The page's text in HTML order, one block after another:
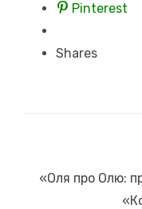
Pinterest
Shares
записів
Previous
«Оля про Олю: